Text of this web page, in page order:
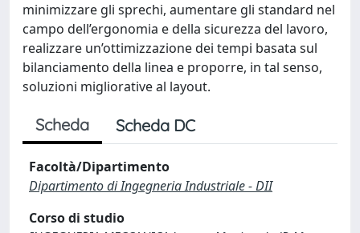
minimizzare gli sprechi, aumentare gli standard nel
campo dell’ergonomia e della sicurezza del lavoro,
realizzare un’ottimizzazione dei tempi basata sul
bilanciamento della linea e proporre, in tal senso,
soluzioni migliorative al layout.
Scheda Scheda DC
Facoltà/Dipartimento
Dipartimento di Ingegneria Industriale - DII
Corso di studio